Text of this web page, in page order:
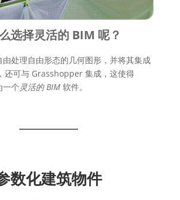
选择灵活的 BIM 呢？
处理自由形态的几何图形，并将其集成
还可与 Grasshopper 集成，这使得
一个灵活的 BIM软件。
数化建筑物件